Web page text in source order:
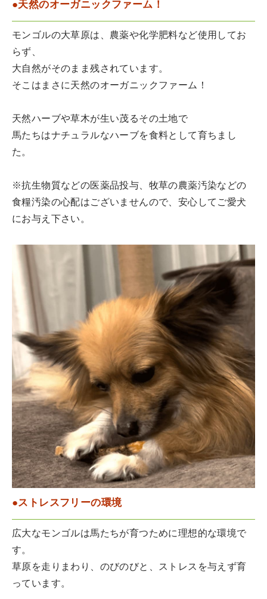
●天然のオーガニックファーム！
モンゴルの大草原は、農薬や化学肥料など使用してお
らず、
大自然がそのまま残されています。
そこはまさに天然のオーガニックファーム！
天然ハーブや草木が生い茂るその土地で
馬たちはナチュラルなハーブを食料として育ちまし
た。
※抗生物質などの医薬品投与、牧草の農薬汚染などの
食糧汚染の心配はございませんので、安心してご愛犬
にお与え下さい。
●ストレスフリーの環境
広大なモンゴルは馬たちが育つために理想的な環境で
す。
草原を走りまわり、のびのびと、ストレスを与えず育
っています。